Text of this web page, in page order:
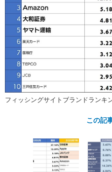
フィッシングサイトブランドランキ
この記